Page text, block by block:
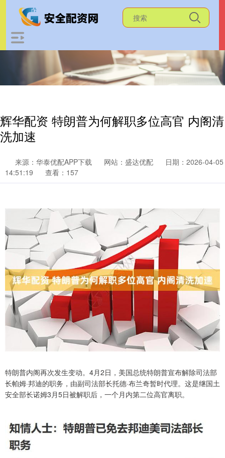
辉华配资 特朗普为何解职多位高官 内阁清
洗加速
来源：华泰优配APP下载 网站：盛达优配
日期：2026-04-05
14:51:19
查看：157
特朗普内阁再次发生变动。4月2日，美国总统特朗普宣布解除司法部
长帕姆·邦迪的职务，由副司法部长托德·布兰奇暂时代理。这是继国土
安全部长诺姆3月5日被解职后，一个月内第二位高官离职。